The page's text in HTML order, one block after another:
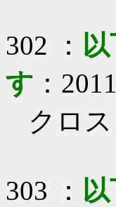
302 ：
す ：
クロ
303 ：